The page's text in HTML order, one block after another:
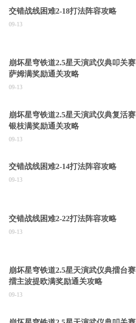
交错战线困难2-18打法阵容攻略
09-13
崩坏星穹铁道2.5星天演武仪典叩关赛
萨姆满奖励通关攻略
09-13
崩坏星穹铁道2.5星天演武仪典复活赛
银枝满奖励通关攻略
09-13
交错战线困难2-14打法阵容攻略
09-13
交错战线困难2-22打法阵容攻略
09-13
崩坏星穹铁道2.5星天演武仪典擂台赛
擂主波提欧满奖励通关攻略
09-13